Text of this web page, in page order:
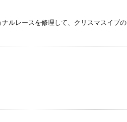
ルレースを修理して、クリスマスイブの